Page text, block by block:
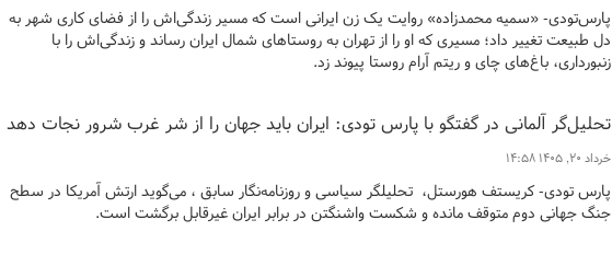
پارس‌تودی- «سمیه محمدزاده» روایت یک زن ایرانی است که مسیر زندگی‌اش را از فضای کاری شهر به
دل طبیعت تغییر داد؛ مسیری که او را از تهران به روستاهای شمال ایران رساند و زندگی‌اش را با
زنبورداری، باغ‌های چای و ریتم آرام روستا پیوند زد.
تحلیل‌گر آلمانی در گفتگو با پارس تودی: ایران باید جهان را از شر غرب شرور نجات دهد
خرداد ۲۰, ۱۴۰۵ ۱۴:۵۸
پارس تودی- کریستف هورستل، تحلیلگر سیاسی و روزنامه‌نگار سابق ، می‌گوید ارتش آمریکا در سطح
جنگ جهانی دوم متوقف مانده و شکست واشنگتن در برابر ایران غیرقابل برگشت است.